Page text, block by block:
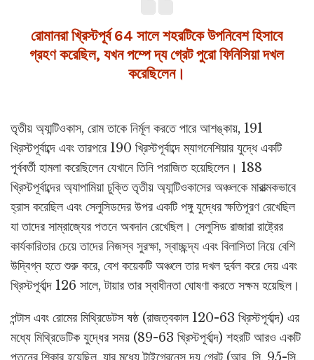
রোমানরা খ্রিস্টপূর্ব 64 সালে শহরটিকে উপনিবেশ হিসাবে
গ্রহণ করেছিল, যখন পম্পে দ্য গ্রেট পুরো ফিনিসিয়া দখল
করেছিলেন।
তৃতীয় অ্যান্টিওকাস, রোম তাকে নির্মূল করতে পারে আশঙ্কায়, 191
খ্রিস্টপূর্বাব্দে এবং তারপরে 190 খ্রিস্টপূর্বাব্দে ম্যাগনেশিয়ার যুদ্ধে একটি
পূর্ববর্তী হামলা করেছিলেন যেখানে তিনি পরাজিত হয়েছিলেন। 188
খ্রিস্টপূর্বাব্দের অ্যাপামিয়া চুক্তি তৃতীয় অ্যান্টিওকাসের অঞ্চলকে মারাত্মকভাবে
হ্রাস করেছিল এবং সেলুসিডদের উপর একটি পঙ্গু যুদ্ধের ক্ষতিপূরণ রেখেছিল
যা তাদের সাম্রাজ্যের পতনে অবদান রেখেছিল। সেলুসিড রাজারা রাষ্ট্রের
কার্যকারিতার চেয়ে তাদের নিজস্ব সুরক্ষা, স্বাচ্ছন্দ্য এবং বিলাসিতা নিয়ে বেশি
উদ্বিগ্ন হতে শুরু করে, বেশ কয়েকটি অঞ্চলে তার দখল দুর্বল করে দেয় এবং
খ্রিস্টপূর্বাব্দ 126 সালে, টায়ার তার স্বাধীনতা ঘোষণা করতে সক্ষম হয়েছিল।
পন্টাস এবং রোমের মিথ্রিডেটস ষষ্ঠ (রাজত্বকাল 120-63 খ্রিস্টপূর্বাব্দ) এর
মধ্যে মিথ্রিডেটিক যুদ্ধের সময় (89-63 খ্রিস্টপূর্বাব্দ) শহরটি আরও একটি